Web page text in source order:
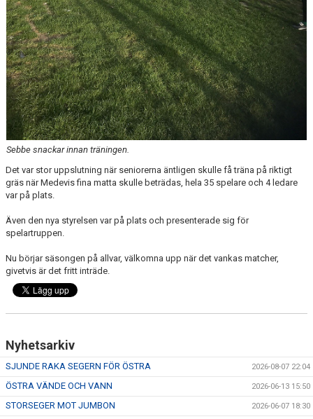
Sebbe snackar innan träningen.
Det var stor uppslutning när seniorerna äntligen skulle få träna på riktigt
gräs när Medevis fina matta skulle beträdas, hela 35 spelare och 4 ledare
var på plats.
Även den nya styrelsen var på plats och presenterade sig för
spelartruppen.
Nu börjar säsongen på allvar, välkomna upp när det vankas matcher,
givetvis är det fritt inträde.
Nyhetsarkiv
SJUNDE RAKA SEGERN FÖR ÖSTRA 2026-08-07 22:04
ÖSTRA VÄNDE OCH VANN 2026-06-13 15:50
STORSEGER MOT JUMBON 2026-06-07 18:30